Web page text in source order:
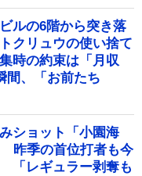
ルの6階から突き落
リュウの使い捨て
時の約束は「月収
間、「お前たち
ショット「小園海
昨季の首位打者も今
「レギュラー剥奪も